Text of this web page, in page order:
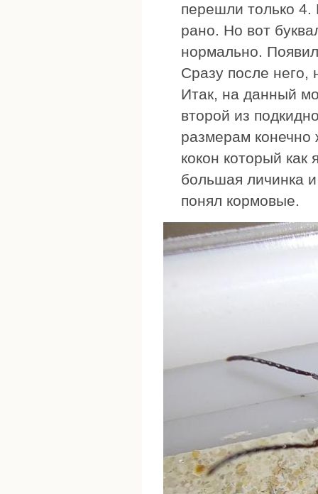
перешли только 4.
рано. Но вот
нормально.
Сразу после
Итак, на данный
второй из
размерам
кокон который
большая личинка
понял кормовые.